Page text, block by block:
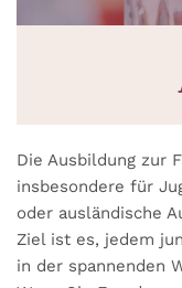
Die Ausbildung zur
insbesondere für
oder ausländische
Ziel ist es, jedem
in der spannenden